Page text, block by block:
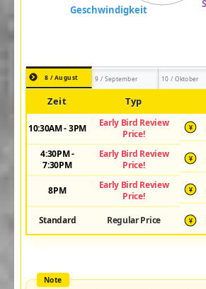
8 / August 9 / September 10 / Oktober
Zeit Typ
10:30AM - 3PM
Early Bird Review
Price!
¥
4:30PM -
7:30PM
Early Bird Review
Price!
¥
8PM
Early Bird Review
Price!
¥
Standard Regular Price ¥